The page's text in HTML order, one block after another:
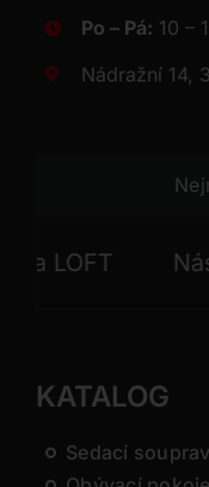
Po – Pá: 10 –
Nádražní 14,
KATALOG
Sedací